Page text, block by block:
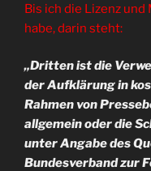
Bis ich die Lizenz
habe, darin steht:
„Dritten ist die
der Aufklärung in
Rahmen von
allgemein oder die
unter Angabe des
Bundesverband zur